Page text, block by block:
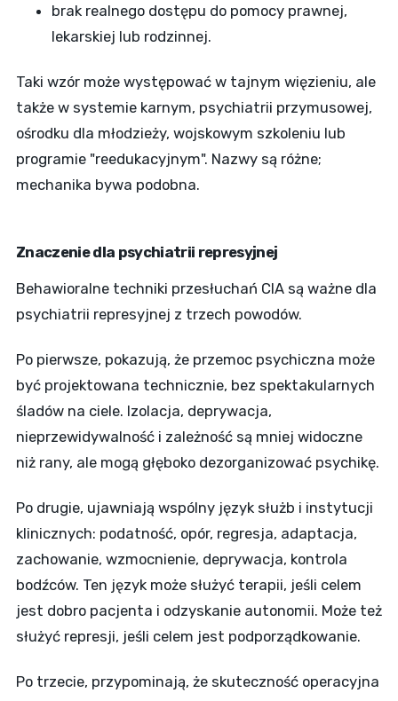
brak realnego dostępu do pomocy prawnej,
lekarskiej lub rodzinnej.
Taki wzór może występować w tajnym więzieniu, ale
także w systemie karnym, psychiatrii przymusowej,
ośrodku dla młodzieży, wojskowym szkoleniu lub
programie "reedukacyjnym". Nazwy są różne;
mechanika bywa podobna.
Znaczenie dla psychiatrii represyjnej
Behawioralne techniki przesłuchań CIA są ważne dla
psychiatrii represyjnej z trzech powodów.
Po pierwsze, pokazują, że przemoc psychiczna może
być projektowana technicznie, bez spektakularnych
śladów na ciele. Izolacja, deprywacja,
nieprzewidywalność i zależność są mniej widoczne
niż rany, ale mogą głęboko dezorganizować psychikę.
Po drugie, ujawniają wspólny język służb i instytucji
klinicznych: podatność, opór, regresja, adaptacja,
zachowanie, wzmocnienie, deprywacja, kontrola
bodźców. Ten język może służyć terapii, jeśli celem
jest dobro pacjenta i odzyskanie autonomii. Może też
służyć represji, jeśli celem jest podporządkowanie.
Po trzecie, przypominają, że skuteczność operacyjna